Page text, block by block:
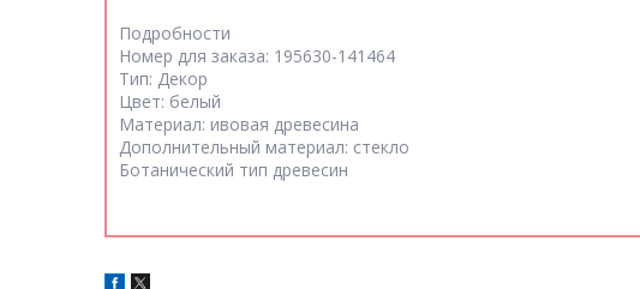
Подробности
Номер для заказа: 195630-141464
Тип: Декор
Цвет: белый
Материал: ивовая древесина
Дополнительный материал: стекло
Ботанический тип древесин